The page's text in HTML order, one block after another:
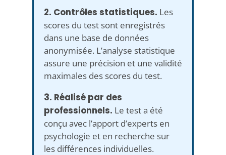
2. Contrôles statistiques. Les
scores du test sont enregistrés
dans une base de données
anonymisée. L’analyse statistique
assure une précision et une validité
maximales des scores du test.
3. Réalisé par des
professionnels. Le test a été
conçu avec l’apport d’experts en
psychologie et en recherche sur
les différences individuelles.